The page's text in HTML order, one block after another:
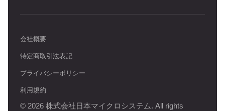
会社概要
特定商取引法表記
プライバシーポリシー
利用規約
© 2026 株式会社日本マイクロシステム. All rights